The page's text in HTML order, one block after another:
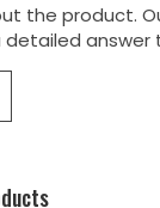
the product.
answer